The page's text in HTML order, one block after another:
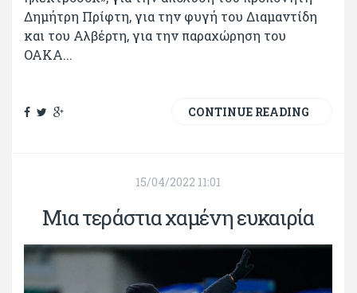
Δημήτρη Πρίφτη, για την φυγή του Διαμαντίδη
και του Αλβέρτη, για την παραχώρηση του
ΟΑΚΑ...
CONTINUE READING
15/04/2022 11:01
Μια τεράστια χαμένη ευκαιρία